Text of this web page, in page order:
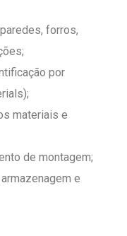
forros,
por
materiais e
de montagem;
e